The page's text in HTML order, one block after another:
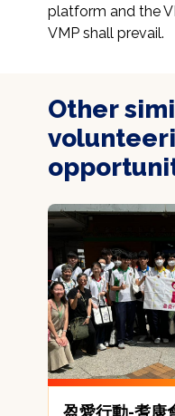
platform and the
VMP shall prevail.
Other
盈愛行動-耆康